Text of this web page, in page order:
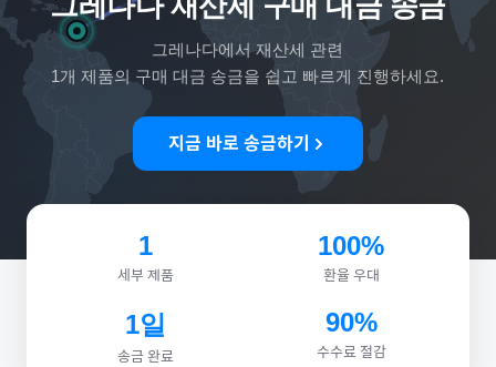
그레나다에서재산세 관련
1개 제품의 구매 대금 송금을 쉽고 빠르게 진행하세요.
지금 바로 송금하기
1
세부 제품
100%
환율 우대
1일
송금 완료
90%
수수료 절감